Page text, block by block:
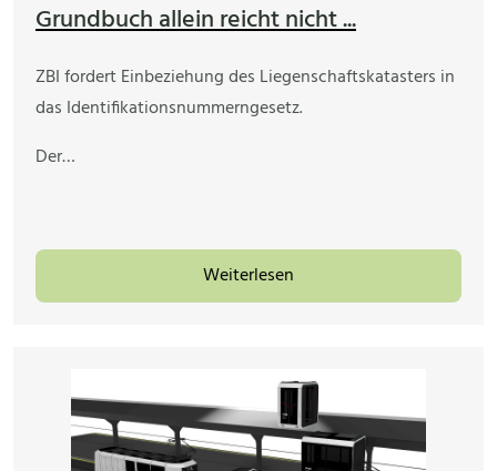
Grundbuch allein reicht nicht ...
ZBI fordert Einbeziehung des Liegenschaftskatasters in
das Identifikationsnummerngesetz.
Der…
Weiterlesen